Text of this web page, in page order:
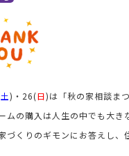
土)・26(日)は「秋の家相談ま
ムの購入は人生の中でも大
づくりのギモンにお答えし、